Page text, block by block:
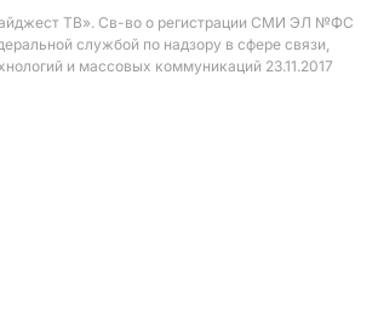
ТВ». Св-во о регистрации СМИ ЭЛ №ФС
службой по надзору в сфере связи,
и массовых коммуникаций 23.11.2017